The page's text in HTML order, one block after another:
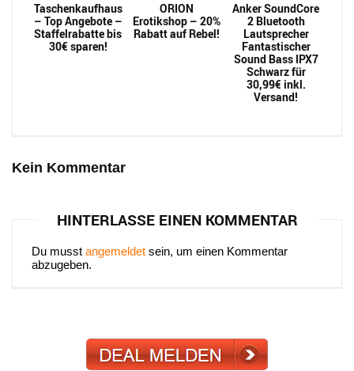
Taschenkaufhaus
– Top Angebote –
Staffelrabatte bis
30€ sparen!
ORION
Erotikshop – 20%
Rabatt auf Rebel!
Anker SoundCore
2 Bluetooth
Lautsprecher
Fantastischer
Sound Bass IPX7
Schwarz für
30,99€ inkl.
Versand!
Kein Kommentar
HINTERLASSE EINEN KOMMENTAR
Du musst angemeldet sein, um einen Kommentar
abzugeben.